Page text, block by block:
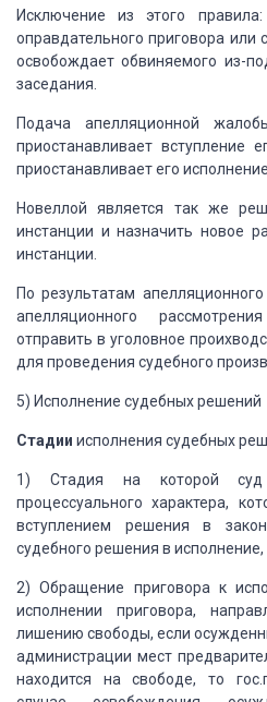
Исключение из этого
оправдательного приговора или
освобождает обвиняемого из-
заседания.
Подача апелляционной
приостанавливает вступление
приостанавливает его исполнение.
Новеллой является так же
инстанции и назначить новое
инстанции.
По результатам
апелляционного
отправить в уголовное
для проведения судебного
5) Исполнение судебных решений
Стадии исполнения судебных
1) Стадия на которой
процессуального характера,
вступлением решения в
судебного решения в исполнение,
2)Обращение приговора к
исполнении приговора,
лишению свободы, если
администрации мест
находится на свободе, то